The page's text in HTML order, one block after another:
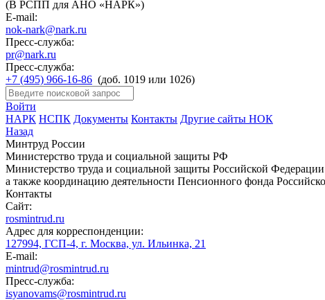
(В РСПП для АНО «НАРК»)
E-mail:
nok-nark@nark.ru
Пресс-служба:
pr@nark.ru
Пресс-служба:
+7 (495) 966-16-86 (доб. 1019 или 1026)
Войти
НАРК НСПК Документы Контакты Другие сайты НОК
Назад
Минтруд России
Министерство труда и социальной защиты РФ
Министерство труда и социальной защиты Российской
а также координацию деятельности Пенсионного фонда
Контакты
Сайт:
rosmintrud.ru
Адрес для корреспонденции:
127994, ГСП-4, г. Москва, ул. Ильинка, 21
E-mail:
mintrud@rosmintrud.ru
Пресс-служба:
isyanovams@rosmintrud.ru